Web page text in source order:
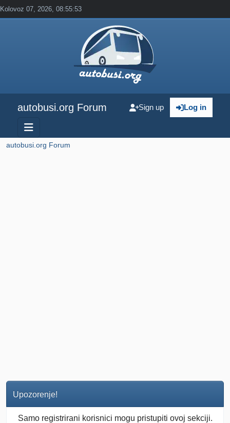
Kolovoz 07, 2026, 08:55:53
autobusi.org Forum Log in
Sign up
autobusi.org Forum
Upozorenje!
Samo registrirani korisnici mogu pristupiti ovoj sekciji.